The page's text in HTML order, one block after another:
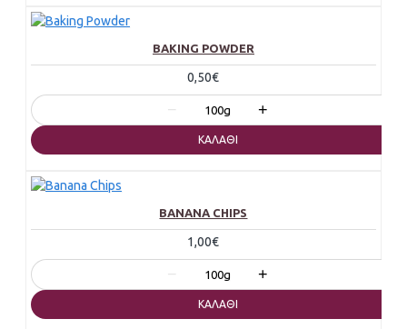
BAKING POWDER
0,50€
− 100g +
ΚΑΛΆΘΙ
BANANA CHIPS
1,00€
− 100g +
ΚΑΛΆΘΙ